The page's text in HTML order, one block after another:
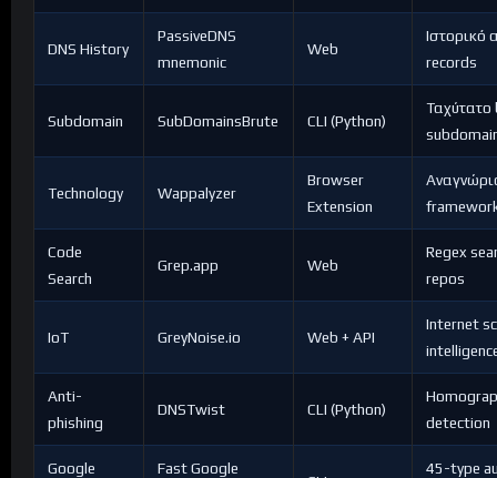
DNS History
PassiveDNS
mnemonic
Web
Ιστορικό
records
Subdomain SubDomainsBrute CLI (Python)
Technology Wappalyzer
Browser
Extension
Code
Search
Grep.app Web
Regex
repos
IoT GreyNoise.io Web + API
Internet
Anti-
phishing
DNSTwist CLI (Python)
detection
Google
Fast Google
45-type